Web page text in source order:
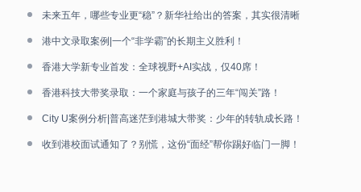
未来五年，哪些专业更“稳”？新华社给出的答案，其实很清晰
港中文录取案例|一个“非学霸”的长期主义胜利！
香港大学新专业首发：全球视野+AI实战，仅40席！
香港科技大带奖录取：一个家庭与孩子的三年“闯关”路！
City U案例分析|普高迷茫到港城大带奖：少年的转轨成长路！
收到港校面试通知了？别慌，这份“面经”帮你踢好临门一脚！